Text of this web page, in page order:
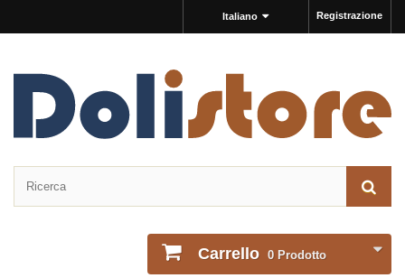
Registrazione
Italiano
Carrello 0 Prodotto